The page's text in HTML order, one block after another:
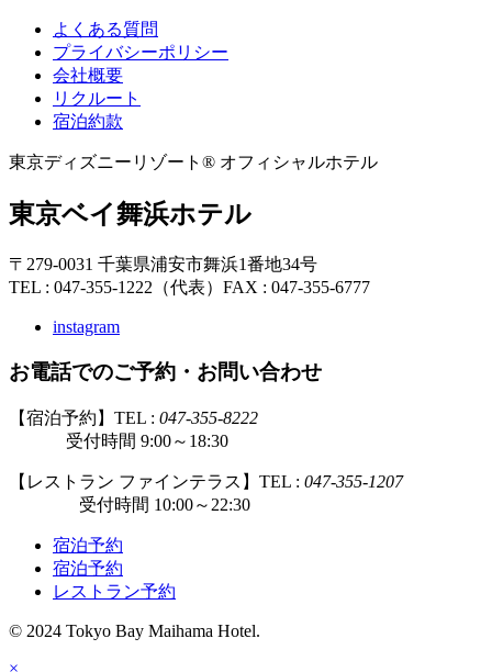
よくある質問
プライバシーポリシー
会社概要
リクルート
宿泊約款
東京ディズニーリゾート® オフィシャルホテル
東京ベイ舞浜ホテル
〒279-0031 千葉県浦安市舞浜1番地34号
TEL : 047-355-1222（代表） FAX : 047-355-6777
instagram
お電話でのご予約・お問い合わせ
【宿泊予約】TEL : 047-355-8222
受付時間 9:00～18:30
【レストラン ファインテラス】TEL : 047-355-1207
受付時間 10:00～22:30
宿泊予約
宿泊予約
レストラン予約
© 2024 Tokyo Bay Maihama Hotel.
×